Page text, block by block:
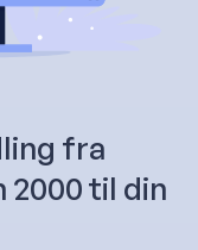
fra
til din